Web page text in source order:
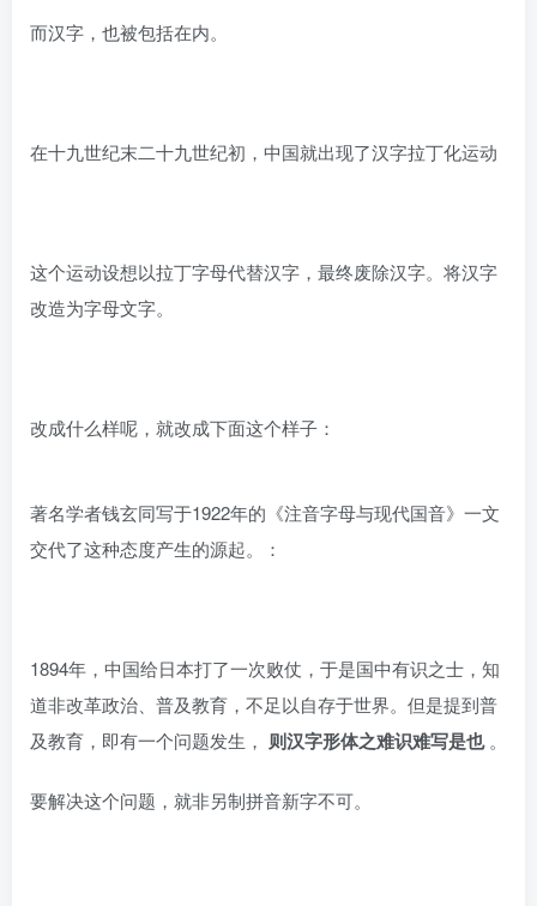
而汉字，也被包括在内。
在十九世纪末二十九世纪初，中国就出现了汉字拉丁化运动
这个运动设想以拉丁字母代替汉字，最终废除汉字。将汉字
改造为字母文字。
改成什么样呢，就改成下面这个样子：
著名学者钱玄同写于1922年的《注音字母与现代国音》一文
交代了这种态度产生的源起。：
1894年，中国给日本打了一次败仗，于是国中有识之士，知
道非改革政治、普及教育，不足以自存于世界。但是提到普
及教育，即有一个问题发生， 则汉字形体之难识难写是也 。
要解决这个问题，就非另制拼音新字不可。